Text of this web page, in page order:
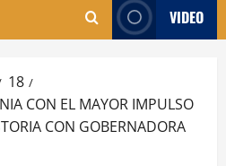
VIDEO
18
CON EL MAYOR IMPULSO
CON GOBERNADORA